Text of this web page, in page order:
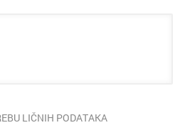
LIČNIH PODATAKA